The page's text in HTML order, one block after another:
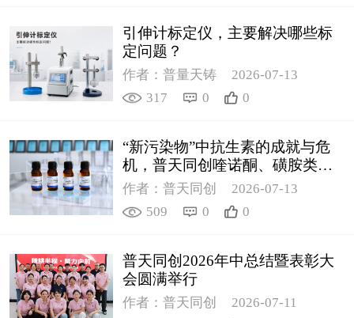
引伸计标定仪，主要解决哪些标
定问题？
作者：普量天铸
2026-07-13
317
0 0
“新污染物”中抗生素的成就与危
机，普天同创喹诺酮、磺胺类质
控新品筑牢环境安全防线
作者：普天同创
2026-07-13
509
0 0
普天同创2026年中总结暨表彰大
会圆满举行
作者：普天同创
2026-07-11